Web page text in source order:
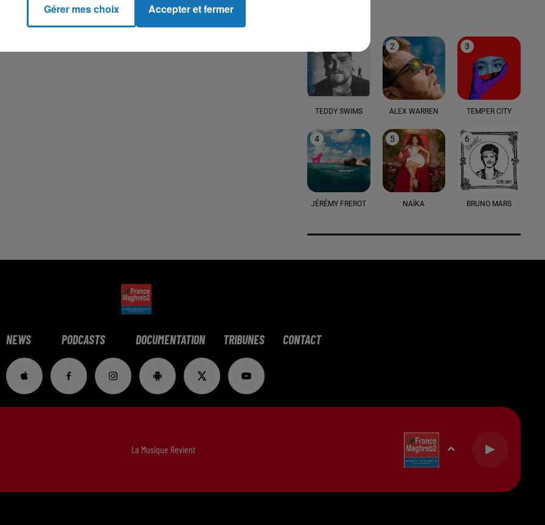
TEDDY SWIMS
2
ALEX WARREN
3
TEMPER CITY
4
JÉRÉMY FREROT
5
NAÏKA
6
BRUNO MARS
NEWS PODCASTS DOCUMENTATION TRIBUNES CONTACT
La Musique Revient
Gérer mes choix Accepter et fermer